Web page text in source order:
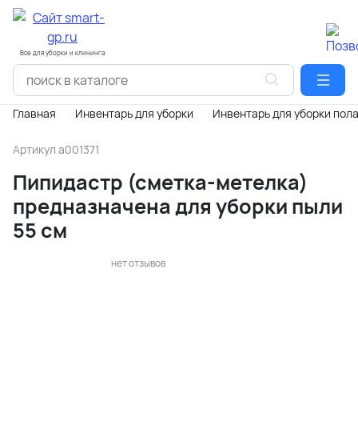
Все для уборки и клининга
Главная Инвентарь для уборки Инвентарь для уборки пола
Артикул a001371
Пипидастр (сметка-метелка)
предназначена для уборки пыли
55 см
нет отзывов